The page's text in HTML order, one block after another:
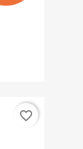
favorite_border